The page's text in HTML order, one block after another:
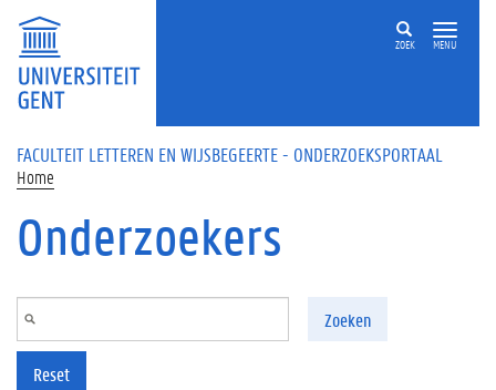
Overslaan en naar de inhoud gaan
ZOEK MENU
FACULTEIT LETTEREN EN WIJSBEGEERTE - ONDERZOEKSPORTAAL
Home
Onderzoekers
Zoeken
Reset